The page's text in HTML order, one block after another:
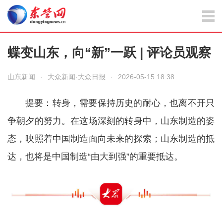
蝶变山东，向“新”一跃 | 评论员观察
山东新闻 · 大众新闻·大众日报 · 2026-05-15 18:38
提要：转身，需要保持历史的耐心，也离不开只
争朝夕的努力。在这场深刻的转身中，山东制造的姿
态，映照着中国制造面向未来的探索；山东制造的抵
达，也将是中国制造“由大到强”的重要抵达。